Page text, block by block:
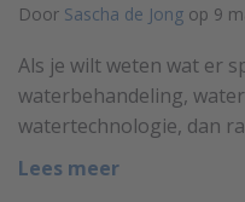
Door Sascha de Jong op 9
Als je wilt weten wat er
waterbehandeling,
watertechnologie, dan
Lees meer